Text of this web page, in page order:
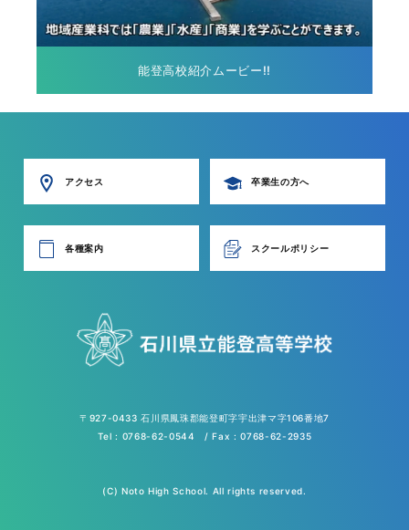
能登高校紹介ムービー!!
アクセス 卒業生の方へ
各種案内 スクールポリシー
〒927-0433 石川県鳳珠郡能登町字宇出津マ字106番地7
Tel : 0768-62-0544 / Fax : 0768-62-2935
(C) Noto High School. All rights reserved.